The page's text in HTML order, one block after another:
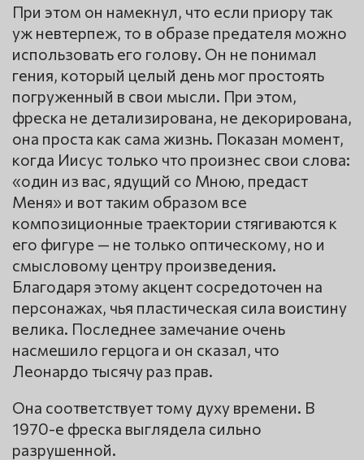
При этом он намекнул, что если приору так
уж невтерпеж, то в образе предателя можно
использовать его голову. Он не понимал
гения, который целый день мог простоять
погруженный в свои мысли. При этом,
фреска не детализирована, не декорирована,
она проста как сама жизнь. Показан момент,
когда Иисус только что произнес свои слова:
«один из вас, ядущий со Мною, предаст
Меня» и вот таким образом все
композиционные траектории стягиваются к
его фигуре — не только оптическому, но и
смысловому центру произведения.
Благодаря этому акцент сосредоточен на
персонажах, чья пластическая сила воистину
велика. Последнее замечание очень
насмешило герцога и он сказал, что
Леонардо тысячу раз прав.
Она соответствует тому духу времени. В
1970-е фреска выглядела сильно
разрушенной.